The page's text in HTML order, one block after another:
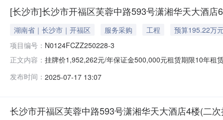
[长沙市]长沙市开福区芙蓉中路593号潇湘华天大酒店
湖南省｜长沙市｜开福区 服务采购 工程
预算195.22万
项目编号： N0124FCZZ250228-3
正文内容： 挂牌价1,952,262元/年保证金500,000元租赁期限10年租
金融大厦基本属性标的类型商业用房所在层数6租赁面积
发布时间： 2025-07-17 13:07
长沙市开福区芙蓉中路593号潇湘华天大酒店4楼(二